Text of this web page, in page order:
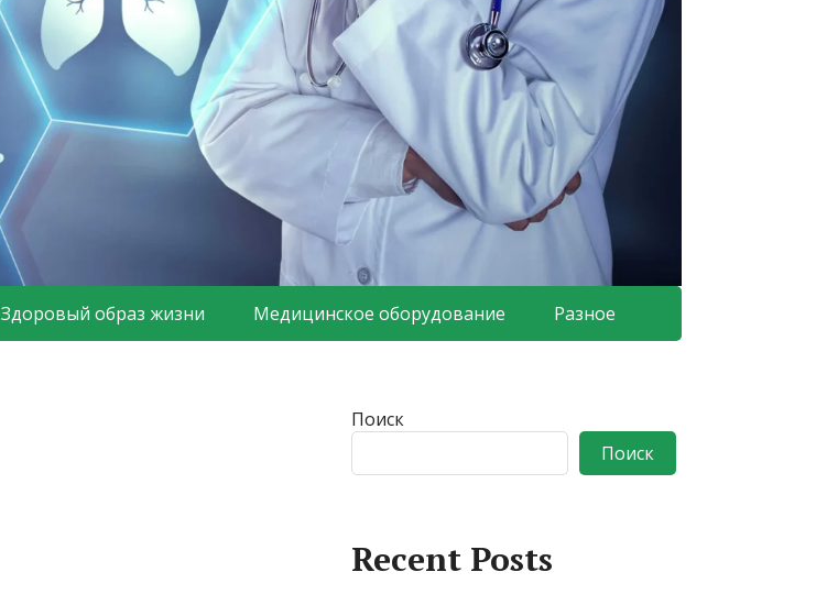
Здоровый образ жизни Медицинское оборудование Разное
Поиск
Поиск
Recent Posts